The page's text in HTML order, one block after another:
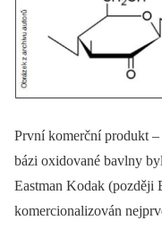
První komerční produkt
bázi oxidované bavlny
Eastman Kodak (později
komercionalizován